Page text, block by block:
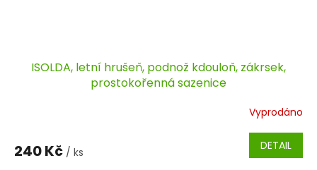
ISOLDA, letní hrušeň, podnož kdouloň, zákrsek,
prostokořenná sazenice
Vyprodáno
240 Kč / ks DETAIL